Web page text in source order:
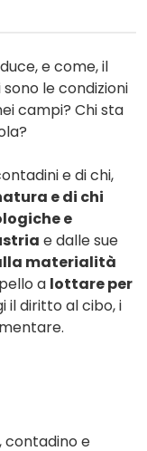
e come, il
le condizioni
campi? Chi sta
e di chi,
e di chi
e
e dalle sue
materialità
a lottare per
il diritto al cibo, i
contadino e